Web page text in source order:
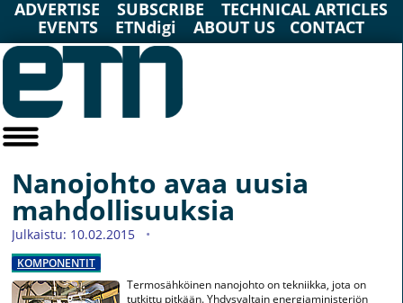
ADVERTISE SUBSCRIBE
TECHNICAL ARTICLES
EVENTS
ETNdigi ABOUT US CONTACT
Nanojohto avaa uusia
mahdollisuuksia
Julkaistu: 10.02.2015
KOMPONENTIT
Termosähköinen nanojohto on tekniikka, jota on
tutkittu pitkään. Yhdysvaltain energiaministeriön